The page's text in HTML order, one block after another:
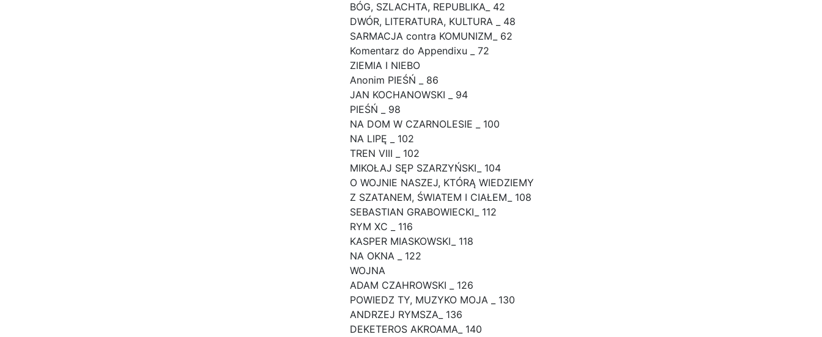
BÓG, SZLACHTA, REPUBLIKA_ 42
DWÓR, LITERATURA, KULTURA _ 48
SARMACJA contra KOMUNIZM_ 62
Komentarz do Appendixu _ 72
ZIEMIA I NIEBO
Anonim PIEŚŃ _ 86
JAN KOCHANOWSKI _ 94
PIEŚŃ _ 98
NA DOM W CZARNOLESIE _ 100
NA LIPĘ _ 102
TREN VIII _ 102
MIKOŁAJ SĘP SZARZYŃSKI_ 104
O WOJNIE NASZEJ, KTÓRĄ WIEDZIEMY
Z SZATANEM, ŚWIATEM I CIAŁEM_ 108
SEBASTIAN GRABOWIECKI_ 112
RYM XC _ 116
KASPER MIASKOWSKI_ 118
NA OKNA _ 122
WOJNA
ADAM CZAHROWSKI _ 126
POWIEDZ TY, MUZYKO MOJA _ 130
ANDRZEJ RYMSZA_ 136
DEKETEROS AKROAMA_ 140